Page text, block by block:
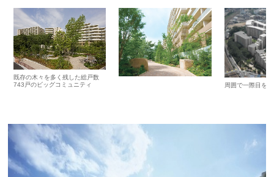
既存の木々を多く残した総戸数
743戸のビッグコミュニティ
周囲で一際目を